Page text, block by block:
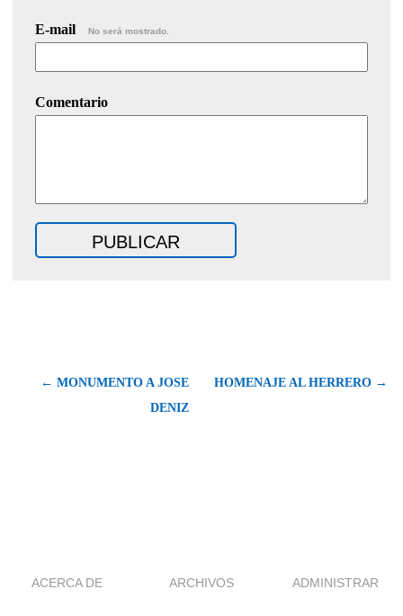
E-mail No será mostrado.
Comentario
← MONUMENTO A JOSE
DENIZ
HOMENAJE AL HERRERO →
ACERCA DE ARCHIVOS ADMINISTRAR